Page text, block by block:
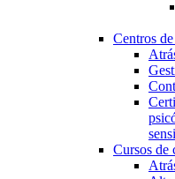
Centros
Cursos de